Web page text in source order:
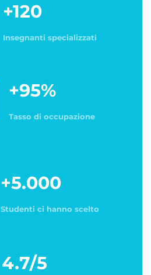
+120
Insegnanti specializzati
+95%
Tasso di occupazione
+5.000
Studenti ci hanno scelto
4.7/5